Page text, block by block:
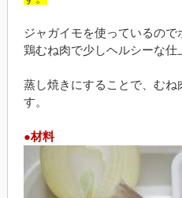
ジャガイモを使っているので
鶏むね肉で少しヘルシーな仕
蒸し焼きにすることで、むね
す。
●材料